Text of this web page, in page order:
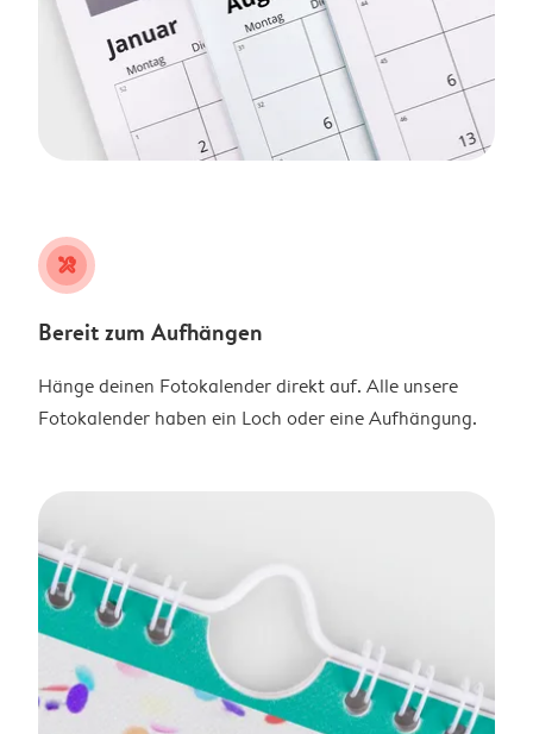
tools
Bereit zum Aufhängen
Hänge deinen Fotokalender direkt auf. Alle unsere
Fotokalender haben ein Loch oder eine Aufhängung.